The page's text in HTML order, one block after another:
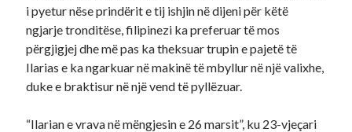
i pyetur nëse prindërit e tij ishjin në dijeni për këtë
ngjarje tronditëse, filipinezi ka preferuar të mos
përgjigjej dhe më pas ka theksuar trupin e pajetë të
Ilarias e ka ngarkuar në makinë të mbyllur në një valixhe,
duke e braktisur në një vend të pyllëzuar.
“Ilarian e vrava në mëngjesin e 26 marsit”, ku 23-vjeçari